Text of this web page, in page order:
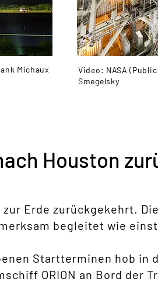
Video: NASA
Smegelsky
Michaux
Houston
Erde zurückgekehrt.
begleitet wie
Startterminen hob in
ORION an Bord der